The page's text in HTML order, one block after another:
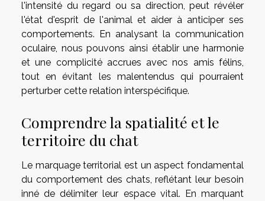
l'intensité du regard ou sa direction, peut révéler
l'état d'esprit de l'animal et aider à anticiper ses
comportements. En analysant la communication
oculaire, nous pouvons ainsi établir une harmonie
et une complicité accrues avec nos amis félins,
tout en évitant les malentendus qui pourraient
perturber cette relation interspécifique.
Comprendre la spatialité et le
territoire du chat
Le marquage territorial est un aspect fondamental
du comportement des chats, reflétant leur besoin
inné de délimiter leur espace vital. En marquant